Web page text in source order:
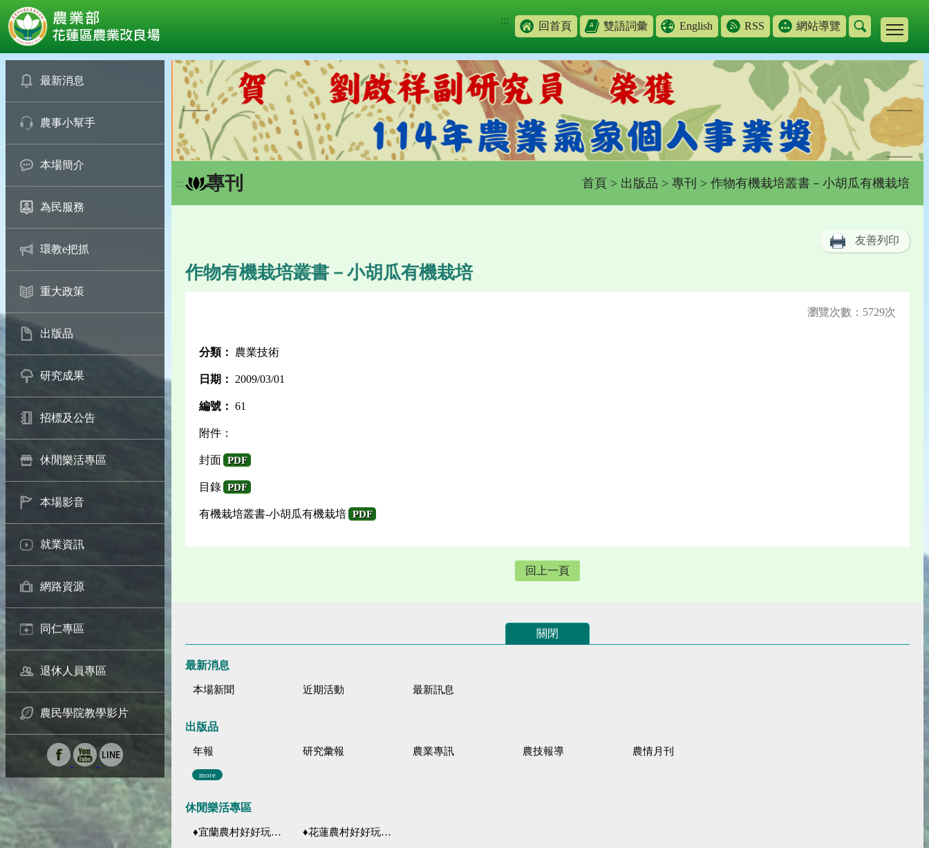
::: 回首頁 雙語詞彙 English RSS 網站導覽
最新消息
農事小幫手
本場簡介
為民服務
環教e把抓
重大政策
出版品
研究成果
招標及公告
休閒樂活專區
本場影音
就業資訊
網路資源
同仁專區
退休人員專區
農民學院教學影片
::: 專刊 首頁 > 出版品 > 專刊 > 作物有機栽培叢書－小胡瓜有機栽培
友善列印
作物有機栽培叢書－小胡瓜有機栽培
瀏覽次數：5729次
分類： 農業技術
日期： 2009/03/01
編號： 61
附件：
封面 PDF
目錄 PDF
有機栽培叢書-小胡瓜有機栽培 PDF
回上一頁
關閉
最新消息
本場新聞 近期活動 最新訊息
出版品
年報 研究彙報 農業專訊 農技報導 農情月刊
more
休閒樂活專區
♦宜蘭農村好好玩 ♦「農、藝、山、水」四條遊程推薦 ♦花蓮農村好好玩♦「原、生、慢、活」四條遊程推薦